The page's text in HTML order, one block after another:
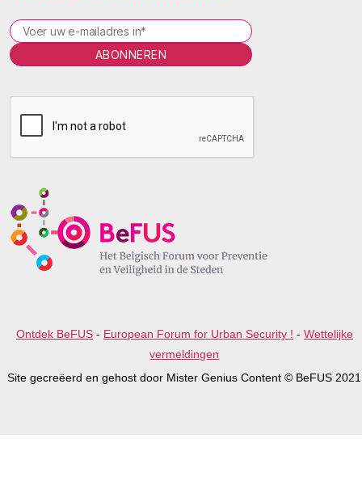
l
v
e
t
h
m
Ontdek BeFUS- European Forum for Urban Security ! - Wettelijke
vermeldingen
Site gecreëerd en gehost door Mister Genius Content © BeFUS 2021